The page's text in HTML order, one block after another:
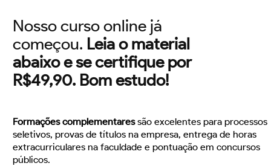
Nosso curso online já
começou. Leia o material
abaixo e se certifique por
R$49,90. Bom estudo!
Formações complementaressão excelentes para processos
seletivos, provas de títulos na empresa, entrega de horas
extracurriculares na faculdade e pontuação em concursos
públicos.